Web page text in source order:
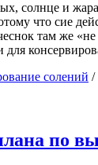
солнце и
что сие
там же
для
солений /
по